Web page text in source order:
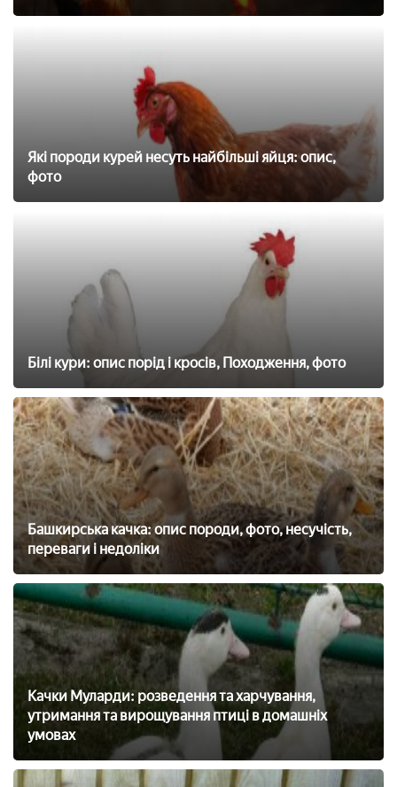
Які породи курей несуть найбільші яйця: опис,
фото
Білі кури: опис порід і кросів, Походження, фото
Башкирська качка: опис породи, фото, несучість,
переваги і недоліки
Качки Муларди: розведення та харчування,
утримання та вирощування птиці в домашніх
умовах